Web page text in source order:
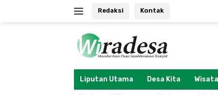
Redaksi Kontak
Liputan Utama Desa Kita